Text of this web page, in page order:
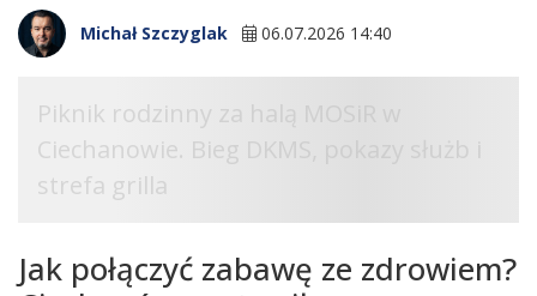
Michał Szczyglak 06.07.2026 14:40
Jak połączyć zabawę ze zdrowiem?